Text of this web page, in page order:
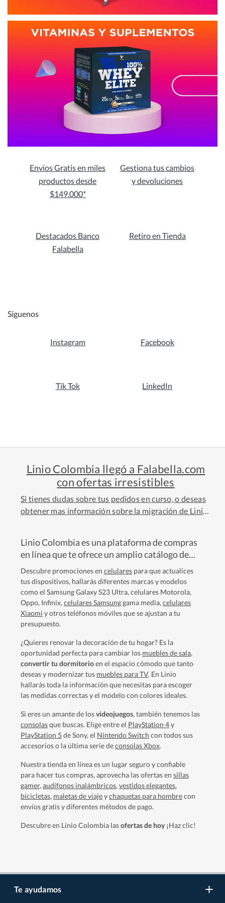
Envíos Gratis en miles
productos desde
$149.000*
Gestiona tus cambios
y devoluciones
Destacados Banco
Falabella
Retiro en Tienda
Síguenos
Instagram Facebook
Tik Tok LinkedIn
Linio Colombia llegó a Falabella.com
con ofertas irresistibles
Si tienes dudas sobre tus pedidos en curso, o deseas
obtener mas información sobre la migración de Linio
Linio Colombia es una plataforma de compras
en línea que te ofrece un amplio catálogo de
productos a precios competitivos durante
todo el año. Encontrarás ofertas irresistibles
en tus marcas y categorías favoritas como
electrodomésticos, moda mujer, deportes y
cuidado personal para que compres todo lo
que deseas en pocos clics.
Descubre promociones en celulares para que actualices
tus dispositivos, hallarás diferentes marcas y modelos
como el Samsung Galaxy S23 Ultra, celulares Motorola,
Oppo, Infinix, celulares Samsunggama media, celulares
Xiaomi y otros teléfonos móviles que se ajustan a tu
presupuesto.
¿Quieres renovar la decoración de tu hogar? Es la
oportunidad perfecta para cambiar los muebles de sala,
convertir tu dormitorioen el espacio cómodo que tanto
deseas y modernizar tus muebles para TV. En Linio
hallarás toda la información que necesitas para escoger
las medidas correctas y el modelo con colores ideales.
Si eres un amante de losvideojuegos, también tenemos las
consolasque buscas. Elige entre el PlayStation 4y
PlayStation 5 de Sony, el Nintendo Switch con todos sus
accesorios o la última serie deconsolas Xbox.
Nuestra tienda en línea es un lugar seguro y confiable
para hacer tus compras, aprovecha las ofertas en sillas
gamer, audífonos inalámbricos, vestidos elegantes,
bicicletas, maletas de viajeychaquetas para hombrecon
envíos gratis y diferentes métodos de pago.
Descubre en Linio Colombia lasofertas de hoy ¡Haz clic!
Te ayudamos